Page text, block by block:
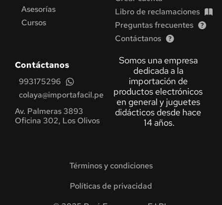
Asesorías
Cursos
Libro de reclamaciones
Preguntas frecuentes
Contáctanos
Contáctanos
993175296
colaya@importafacil.pe
Av. Palmeras 3893
Oficina 302, Los Olivos
Somos una empresa
dedicada a la
importación de
productos electrónicos
en general y juguetes
didácticos desde hace
14 años.
Términos y condiciones
Políticas de privacidad